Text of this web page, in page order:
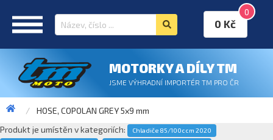
0
0 Kč
MOTORKY A DÍLY TM
JSME VÝHRADNÍ IMPORTÉR TM PRO ČR
HOSE, COPOLAN GREY 5x9 mm
Produkt je umístěn v kategoriích:
Chladiče 85/100ccm 2020